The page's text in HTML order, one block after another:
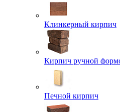
Клинкерный кирпич
Кирпич ручной
Печной кирпич